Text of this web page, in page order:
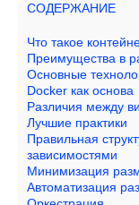
СОДЕРЖАНИЕ
Что такое
Преимущества в
Основные
Docker как основа
Различия между
Лучшие практики
Правильная
зависимостями
Минимизация
Автоматизация